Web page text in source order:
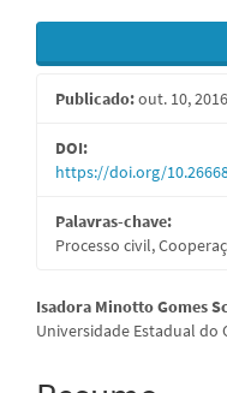
Barra
lateral
de
artigos
Publicado:out. 10, 2016
DOI:
https://doi.org/
Palavras-chave:
Processo civil,
Conteúdo
do
Isadora Minotto Gomes
Universidade Estadual do